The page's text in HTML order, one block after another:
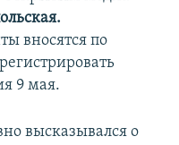
вносятся по
9 мая.
высказывался о